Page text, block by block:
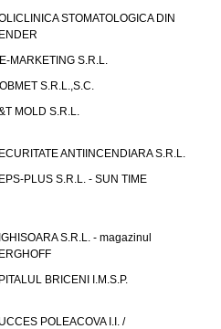
STOMATOLOGICA DIN
MARKETING S.R.L.
S.R.L.,S.C.
MOLD S.R.L.
ANTIINCENDIARA S.R.L.
PLUS S.R.L. - SUN TIME
S.R.L. - magazinul
BRICENI I.M.S.P.
POLEACOVA I.I. /